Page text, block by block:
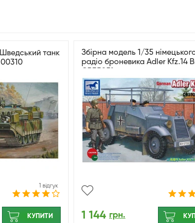
танк
1 відгук
КУПИТИ
Збірна модель 1/35
радіо броневика Adler Kfz.14
1 144 грн.